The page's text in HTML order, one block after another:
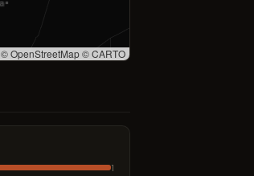
© OpenStreetMap © CARTO
1